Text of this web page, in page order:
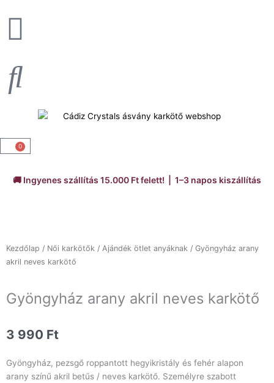
0
Kosár
🚚 Ingyenes szállítás 15.000 Ft felett! | 1–3 napos kiszállítás
Kezdőlap / Női karkötők / Ajándék ötlet anyáknak / Gyöngyház arany
akril neves karkötő
Gyöngyház arany akril neves karkötő
3 990 Ft
Gyöngyház, pezsgő roppantott hegyikristály és fehér alapon
arany színű akril betűs / neves karkötő. Személyre szabott